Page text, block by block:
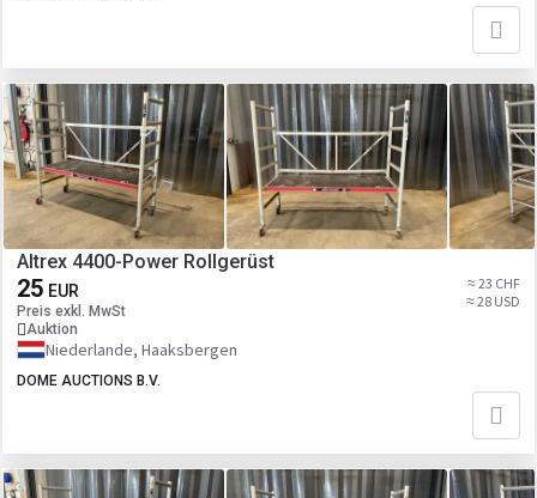
Altrex 4400-Power Rollgerüst
25 EUR
Preis exkl. MwSt
Auktion
≈ 23 CHF
≈ 28 USD
Niederlande, Haaksbergen
DOME AUCTIONS B.V.